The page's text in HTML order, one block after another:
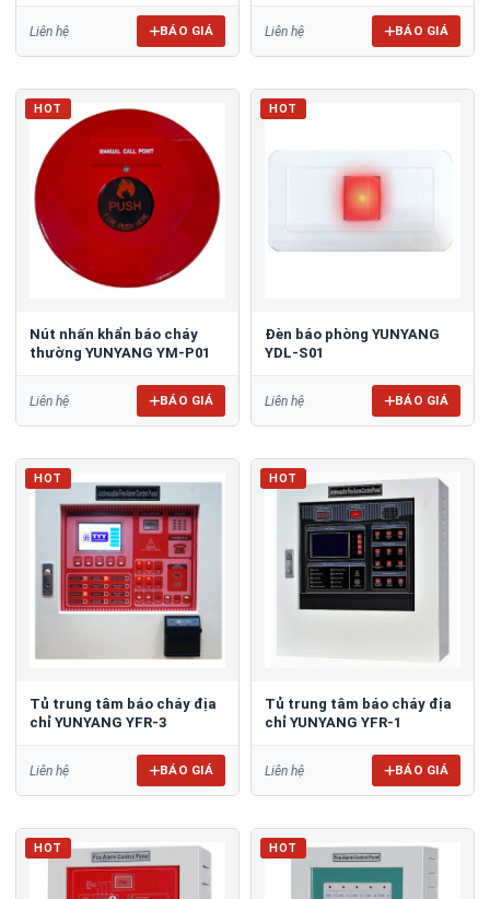
Liên hệ BÁO GIÁ Liên hệ BÁO GIÁ
HOT
Nút nhấn khẩn báo cháy
thường YUNYANG YM-P01
Liên hệ BÁO GIÁ
HOT
Đèn báo phòng YUNYANG
YDL-S01
Liên hệ BÁO GIÁ
HOT
Tủ trung tâm báo cháy địa
chỉ YUNYANG YFR-3
Liên hệ BÁO GIÁ
HOT
Tủ trung tâm báo cháy địa
chỉ YUNYANG YFR-1
Liên hệ BÁO GIÁ
HOT HOT